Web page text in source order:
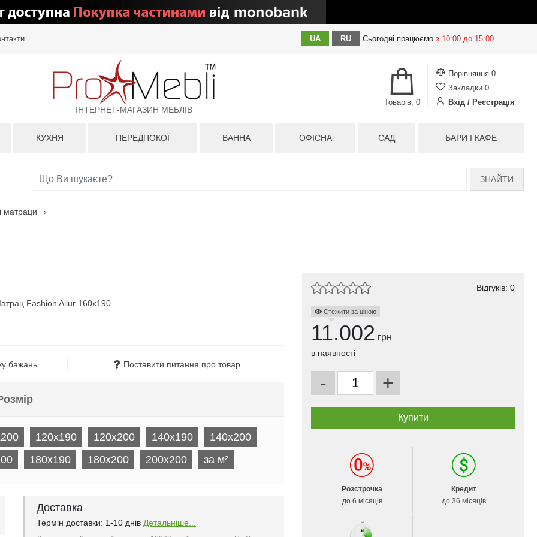
UA RU Сьогодні працюємо з 10:00 до 15:00
ІНТЕРНЕТ-МАГАЗИН МЕБЛІВ
Порівняння 0
Закладки 0
Вхід / Реєстрація
Товарів: 0
КУХНЯ ПЕРЕДПОКОЇ ВАННА ОФІСНА САД БАРИ І КАФЕ
ЗНАЙТИ
матраци ›
бажань Поставити питання про товар
120x190 120х200 140x190
140х200
180x190 180х200 200х200 за м²
Доставка
Термін доставки: 1-10 днів Детальніше...
Відгуків: 0
Стежити за ціною
11.002 грн
в наявності
- +
Розстрочка
до 6 місяців
Кредит
до 36 місяців